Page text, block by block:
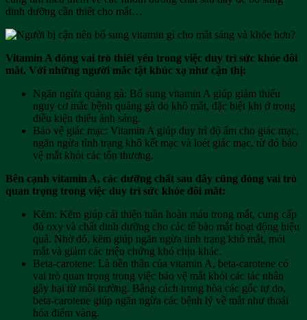
dinh dưỡng cần thiết cho mắt…
Vitamin A đóng vai trò thiết yếu trong việc duy trì sức khỏe đôi
mắt. Với những người mắc tật khúc xạ như cận thị:
Ngăn ngừa quáng gà: Bổ sung vitamin A giúp giảm thiểu
nguy cơ mắc bệnh quáng gà do khô mắt, đặc biệt khi ở trong
điều kiện thiếu ánh sáng.
Bảo vệ giác mạc: Vitamin A giúp duy trì độ ẩm cho giác mạc,
ngăn ngừa tình trạng khô kết mạc và loét giác mạc, từ đó bảo
vệ mắt khỏi các tổn thương.
Bên cạnh vitamin A, các dưỡng chất sau đây cũng đóng vai trò
quan trọng trong việc duy trì sức khỏe đôi mắt:
Kẽm: Kẽm giúp cải thiện tuần hoàn máu trong mắt, cung cấp
đủ oxy và chất dinh dưỡng cho các tế bào mắt hoạt động hiệu
quả. Nhờ đó, kẽm giúp ngăn ngừa tình trạng khô mắt, mỏi
mắt và giảm các triệu chứng khó chịu khác.
Beta-carotene: Là tiền thân của vitamin A, beta-carotene có
vai trò quan trọng trong việc bảo vệ mắt khỏi các tác nhân
gây hại từ môi trường. Bằng cách trung hòa các gốc tự do,
beta-carotene giúp ngăn ngừa các bệnh lý về mắt như thoái
hóa điểm vàng.